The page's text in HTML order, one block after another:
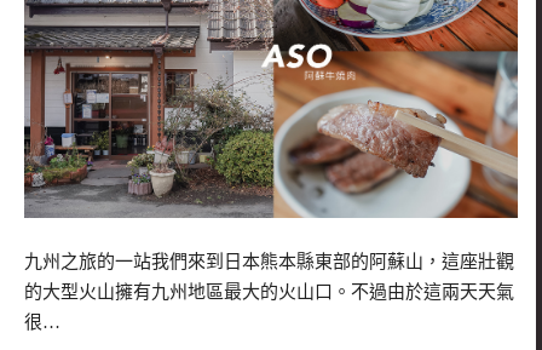
九州之旅的一站我們來到日本熊本縣東部的阿蘇山，這座壯觀
的大型火山擁有九州地區最大的火山口。不過由於這兩天天氣
很…